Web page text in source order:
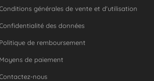
générales de vente et d'utilisation
des données
Politique de remboursement
Moyens de paiement
nous